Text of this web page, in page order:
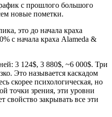
с прошлого большого
новые пометки.
это до начала краха
с начала краха Alameda &
3 124$, 3 880$, ~6 000$. Три
Это называется каскадом
скорее психологическая, но
точки зрения, эти уровни
свойство закрывать все эти